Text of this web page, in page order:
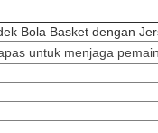
Bola Basket dengan
untuk menjaga